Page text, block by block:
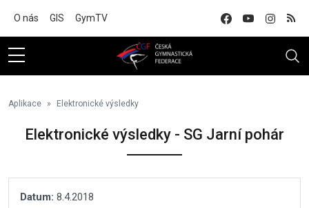
O nás GIS GymTV
Aplikace Elektronické výsledky
Elektronické výsledky - SG Jarní pohár
Datum: 8.4.2018